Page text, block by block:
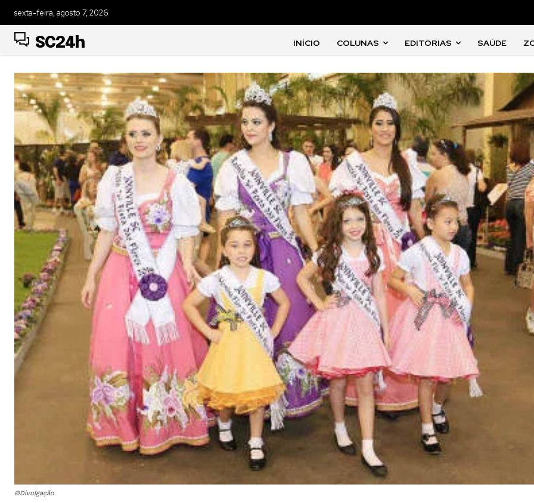
sexta-feira, agosto 7, 2026
SC24h INÍCIO COLUNAS EDITORIAS SAÚDE
©Divulgação